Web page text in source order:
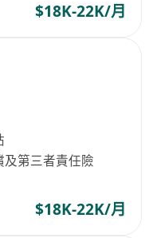
$18K-22K/月
第三者責任險
$18K-22K/月